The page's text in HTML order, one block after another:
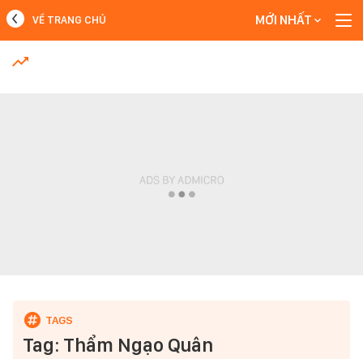
MỚI NHẤT
VỀ TRANG CHỦ MỚI NHẤT
Tag: Thẩm Ngạo Quân